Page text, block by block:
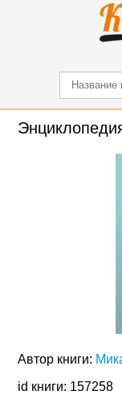
Автор книги:
id книги: 157258